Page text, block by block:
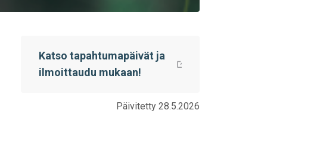
Katso tapahtumapäivät ja
ilmoittaudu mukaan!
Päivitetty 28.5.2026